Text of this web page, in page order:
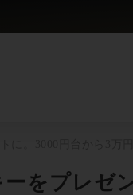
をプレゼ